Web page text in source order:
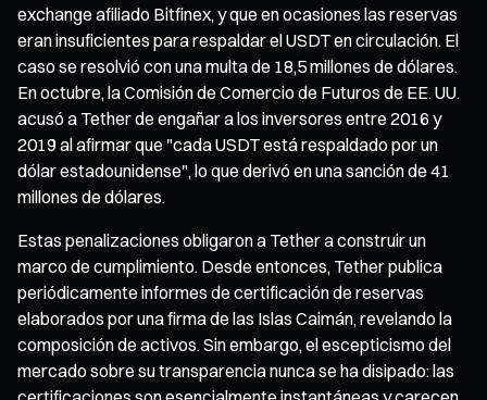
exchange afiliado Bitfinex, y que en ocasiones las reservas
eran insuficientes para respaldar el USDT en circulación. El
caso se resolvió con una multa de 18,5 millones de dólares.
En octubre, la Comisión de Comercio de Futuros de EE. UU.
acusó a Tether de engañar a los inversores entre 2016 y
2019 al afirmar que "cada USDT está respaldado por un
dólar estadounidense", lo que derivó en una sanción de 41
millones de dólares.
Estas penalizaciones obligaron a Tether a construir un
marco de cumplimiento. Desde entonces, Tether publica
periódicamente informes de certificación de reservas
elaborados por una firma de las Islas Caimán, revelando la
composición de activos. Sin embargo, el escepticismo del
mercado sobre su transparencia nunca se ha disipado: las